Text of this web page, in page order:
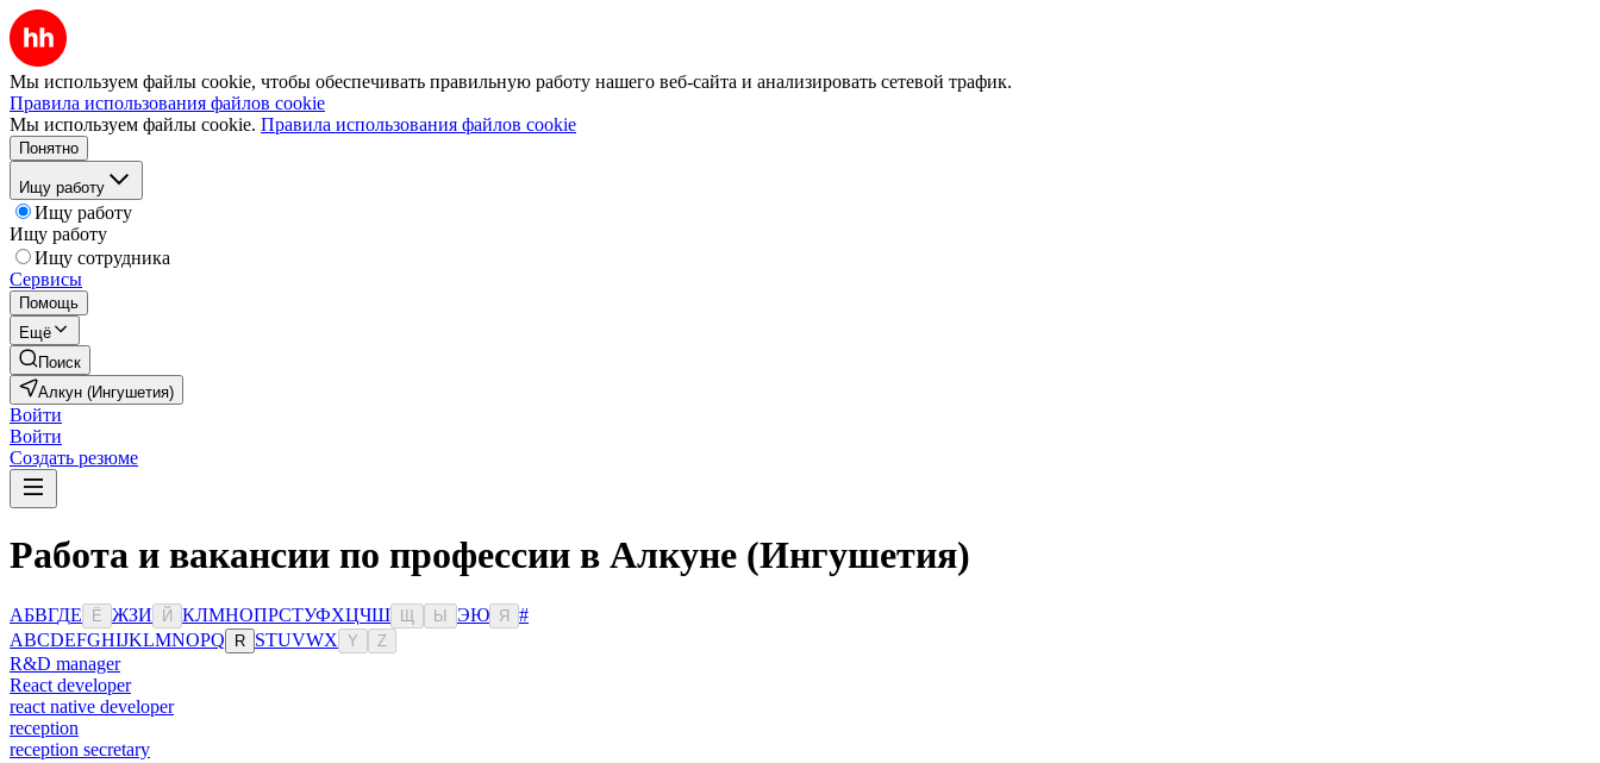
Мы используем файлы cookie, чтобы обеспечивать правильную работу нашего веб-сайта и анализировать сетевой трафик.
Правила использования файлов cookie
Мы используем файлы cookie. Правила использования файлов cookie
Понятно
Ищу работу
Ищу работу
Ищу работу
Ищу сотрудника
Сервисы
Помощь
Ещё
Поиск
Алкун (Ингушетия)
Войти
Войти
Создать резюме
Работа и вакансии по профессии в Алкуне (Ингушетия)
АБВГДЕ Ё ЖЗИ Й КЛМНОПРСТУФХЦЧШ Ы ЭЮ Я
#
ABCDEFGHIJKLMNOPQ R STUVWX Y Z
R&D manager
React developer
react native developer
reception
reception secretary